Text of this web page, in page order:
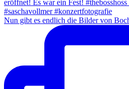
Nun gibt es endlich die Bilder von